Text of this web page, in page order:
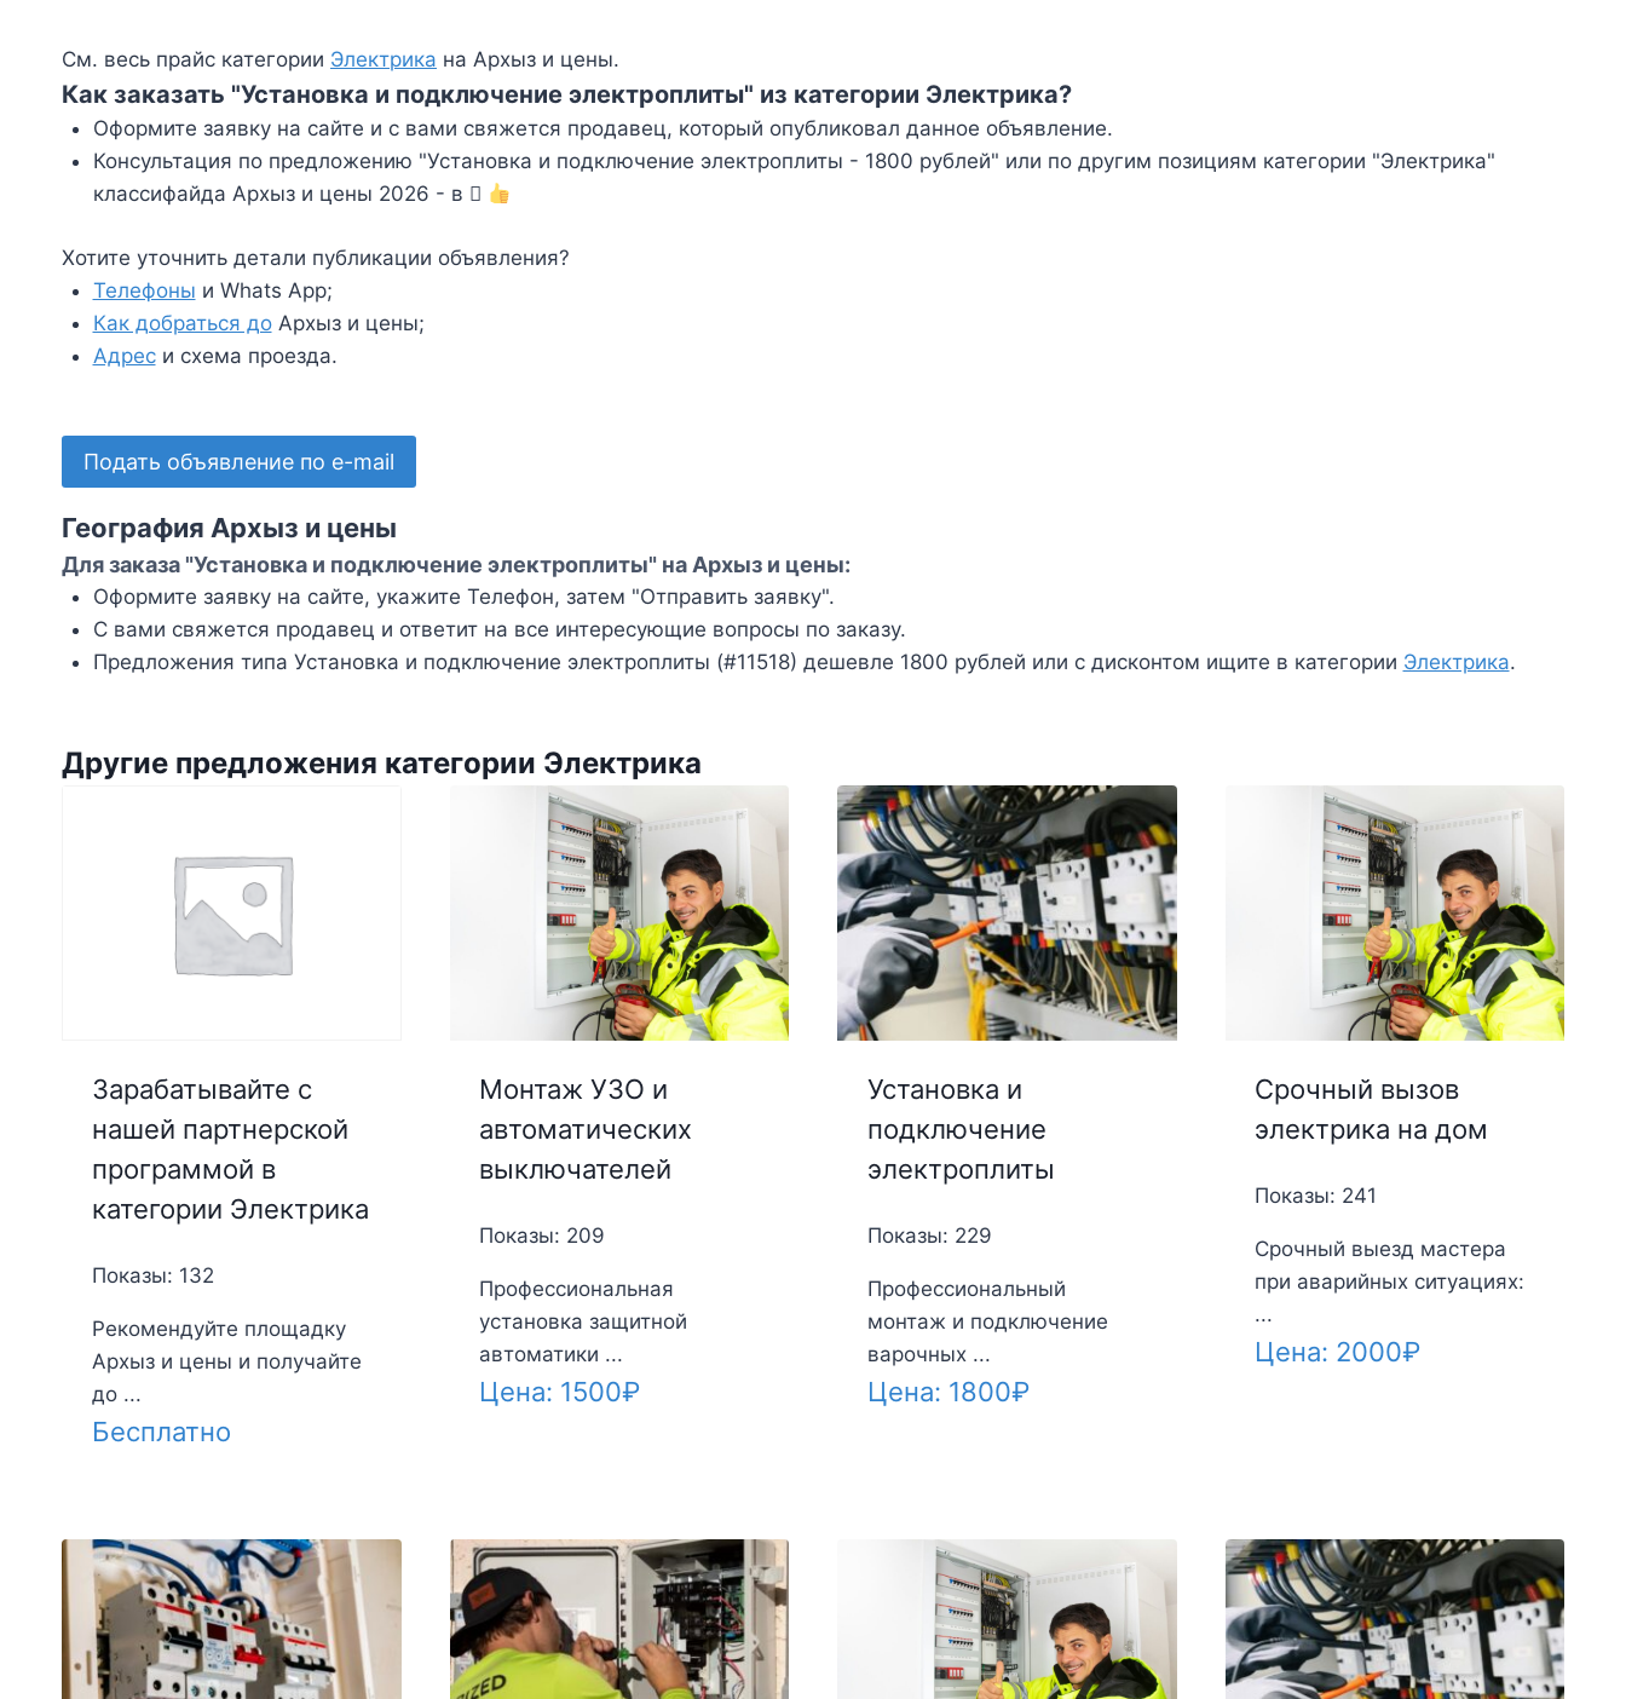
См. весь прайс категории Электрика на Архыз и цены.
Как заказать "Установка и подключение электроплиты" из категории Электрика?
Оформите заявку на сайте и с вами свяжется продавец, который опубликовал данное объявление.
Консультация по предложению "Установка и подключение электроплиты - 1800 рублей" или по другим позициям категории "Электрика"
классифайда Архыз и цены 2026 - в
Хотите уточнить детали публикации объявления?
Телефоны и Whats App;
Как добраться доАрхыз и цены;
Адреси схема проезда.
Подать объявление по e-mail
География Архыз и цены
Для заказа "Установка и подключение электроплиты" на Архыз и цены:
Оформите заявку на сайте, укажите Телефон, затем "Отправить заявку".
С вами свяжется продавец и ответит на все интересующие вопросы по заказу.
Предложения типа Установка и подключение электроплиты (#11518) дешевле 1800 рублей или с дисконтом ищите в категории Электрика.
Другие предложения категории Электрика
Зарабатывайте с
нашей партнерской
программой в
категории Электрика
Показы: 132
Рекомендуйте площадку
Архыз и цены и получайте
до ...
Бесплатно
Монтаж УЗО и
автоматических
выключателей
Показы: 209
Профессиональная
установка защитной
автоматики ...
Цена: 1500₽
Установка и
подключение
электроплиты
Показы: 229
Профессиональный
монтаж и подключение
варочных ...
Цена: 1800₽
Срочный вызов
электрика на дом
Показы: 241
Срочный выезд мастера
при аварийных ситуациях:
...
Цена: 2000₽